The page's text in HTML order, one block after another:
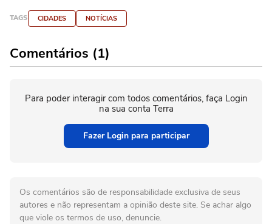
TAGS CIDADES NOTÍCIAS
Comentários (1)
Para poder interagir com todos comentários, faça Login
na sua conta Terra
Fazer Login para participar
Os comentários são de responsabilidade exclusiva de seus
autores e não representam a opinião deste site. Se achar algo
que viole os termos de uso, denuncie.